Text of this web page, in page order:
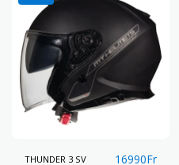
THUNDER 3 SV 16990Fr